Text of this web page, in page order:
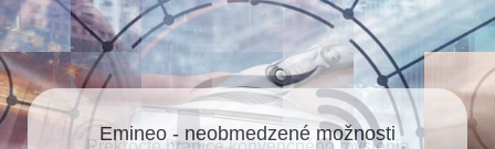
Emineo - neobmedzené možnosti